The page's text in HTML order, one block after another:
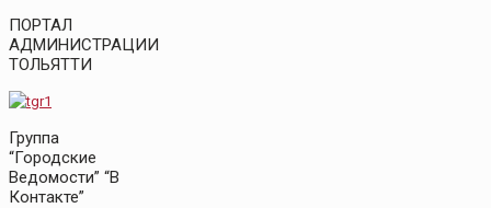
ПОРТАЛ
АДМИНИСТРАЦИИ
ТОЛЬЯТТИ
Группа
“Городские
Ведомости” “В
Контакте”